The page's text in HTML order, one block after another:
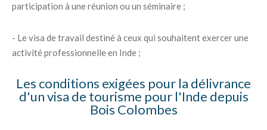
participation à une réunion ou un séminaire ;
- Le visa de travail destiné à ceux qui souhaitent exercer une
activité professionnelle en Inde ;
Les conditions exigées pour la délivrance
d'un visa de tourisme pour l'Inde depuis
Bois Colombes